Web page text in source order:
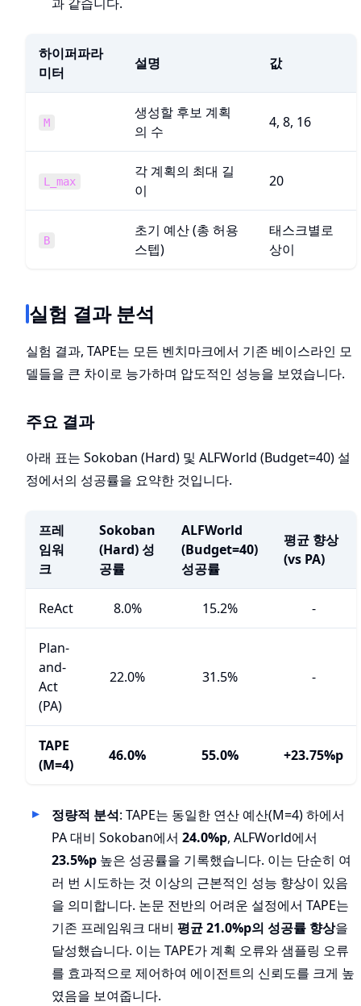
과 같습니다.
하이퍼파라
미터
설명 값
M
생성할 후보 계획
의 수
4, 8, 16
L_max
각 계획의 최대 길
이
20
B
초기 예산 (총 허용
스텝)
태스크별로
상이
실험 결과 분석
실험 결과, TAPE는 모든 벤치마크에서 기존 베이스라인 모
델들을 큰 차이로 능가하며 압도적인 성능을 보였습니다.
주요 결과
아래 표는 Sokoban (Hard) 및 ALFWorld (Budget=40) 설
정에서의 성공률을 요약한 것입니다.
프레
임워
크
Sokoban
(Hard) 성
공률
ALFWorld
(Budget=40)
성공률
평균 향상
(vs PA)
ReAct 8.0% 15.2% -
Plan-
and-
Act
(PA)
22.0% 31.5% -
TAPE
(M=4)
46.0% 55.0% +23.75%p
정량적 분석: TAPE는 동일한 연산 예산(M=4) 하에서
PA 대비 Sokoban에서 24.0%p, ALFWorld에서
23.5%p 높은 성공률을 기록했습니다. 이는 단순히 여
러 번 시도하는 것 이상의 근본적인 성능 향상이 있음
을 의미합니다. 논문 전반의 어려운 설정에서 TAPE는
기존 프레임워크 대비 평균 21.0%p의 성공률 향상을
달성했습니다. 이는 TAPE가 계획 오류와 샘플링 오류
를 효과적으로 제어하여 에이전트의 신뢰도를 크게 높
였음을 보여줍니다.